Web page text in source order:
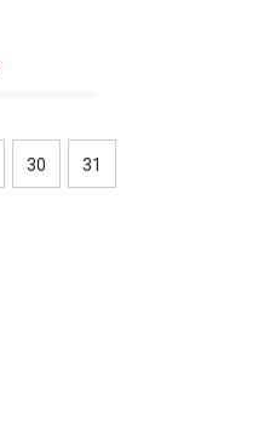
30 31